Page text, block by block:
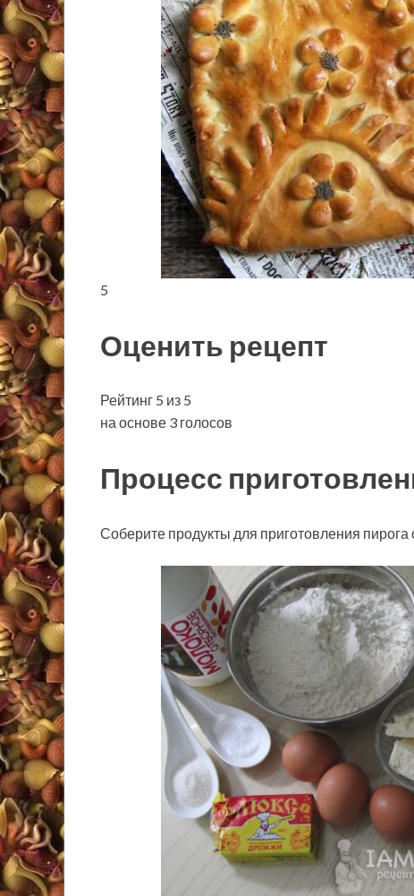
5
Оценить рецепт
Рейтинг 5 из 5
на основе 3 голосов
Процесс
Соберите продукты для приготовления